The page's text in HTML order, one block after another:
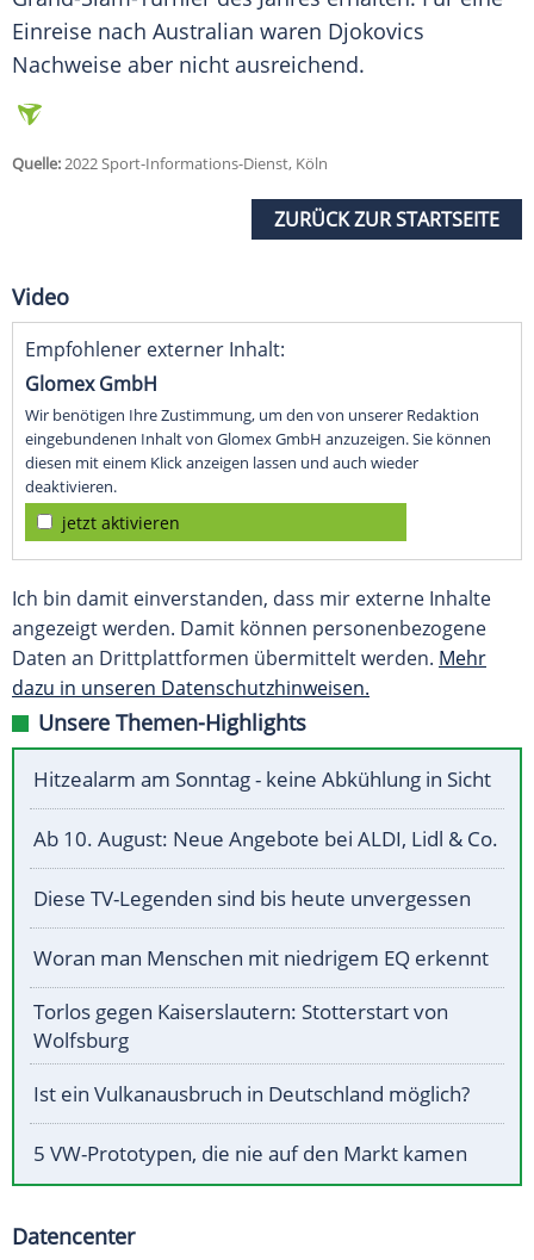
Einreise nach Australian waren Djokovics
Nachweise aber nicht ausreichend.
Quelle:2022 Sport-Informations-Dienst, Köln
ZURÜCK ZUR STARTSEITE
Video
Empfohlener externer Inhalt:
Glomex GmbH
Wir benötigen Ihre Zustimmung, um den von unserer Redaktion
eingebundenen Inhalt von Glomex GmbH anzuzeigen. Sie können
diesen mit einem Klick anzeigen lassen und auch wieder
deaktivieren.
jetzt aktivieren
Ich bin damit einverstanden, dass mir externe Inhalte
angezeigt werden. Damit können personenbezogene
Daten an Drittplattformen übermittelt werden. Mehr
dazu in unseren Datenschutzhinweisen.
Unsere Themen-Highlights
Hitzealarm am Sonntag - keine Abkühlung in Sicht
Ab 10. August: Neue Angebote bei ALDI, Lidl & Co.
Diese TV-Legenden sind bis heute unvergessen
Woran man Menschen mit niedrigem EQ erkennt
Torlos gegen Kaiserslautern: Stotterstart von
Wolfsburg
Ist ein Vulkanausbruch in Deutschland möglich?
5 VW-Prototypen, die nie auf den Markt kamen
Datencenter